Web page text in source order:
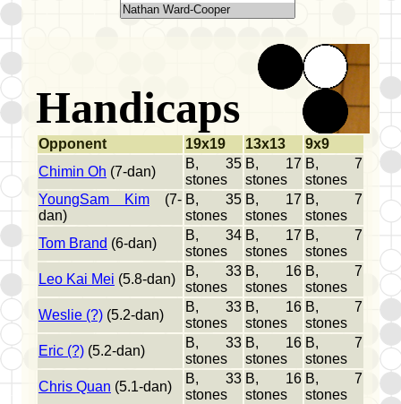
Handicaps
Opponent 19x19 13x13
9x9
Chimin Oh (7-dan)
B, 35
stones
B, 17
stones
B, 7
stones
YoungSam Kim (7-
dan)
B, 35
stones
B, 17
stones
B, 7
stones
Tom Brand (6-dan)
B, 34
stones
B, 17
stones
B, 7
stones
Leo Kai Mei (5.8-dan)
B, 33
stones
B, 16
stones
B, 7
stones
Weslie (?) (5.2-dan)
B, 33
stones
B, 16
stones
B, 7
stones
Eric (?) (5.2-dan)
B, 33
stones
B, 16
stones
B, 7
stones
Chris Quan (5.1-dan)
B, 33
stones
B, 16
stones
B, 7
stones